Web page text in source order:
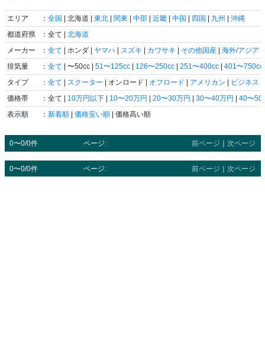
エリア ： 全国 | 北海道 | 東北 | 関東 | 中部 | 近畿 | 中国 | 四国 | 九州 | 沖縄
都道府県
：全て | 北海道
メーカー
： 全て | ホンダ | ヤマハ | スズキ | カワサキ | その他国産 | 海外/アジア
排気量
： 全て | 〜50cc | 51〜125cc | 126〜250cc | 251〜400cc | 401〜750cc
タイプ
： 全て | スクーター | オンロード | オフロード | アメリカン | ビジネス
価格帯
：全て | 10万円以下 | 10〜20万円 | 20〜30万円 | 30〜40万円 | 40〜50
表示順
： 新着順 | 価格安い順 | 価格高い順
0〜0/0件 ページ: 前ページ 次ページ
0〜0/0件 ページ: 前ページ ｜ 次ページ